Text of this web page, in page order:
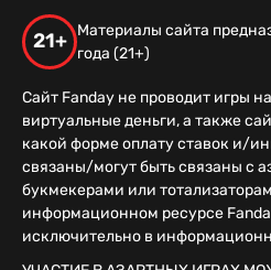
21+
Материалы сайта
года (21+)
Сайт Fanday не проводит игры
виртуальные деньги, а также
какой форме оплату ставок и/
связаны/могут быть связаны с
букмекерами или
информационном ресурсе
исключительно в